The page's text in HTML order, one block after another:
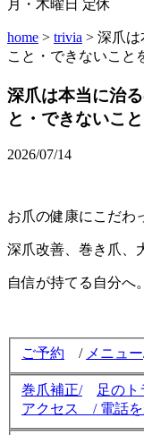
月・木曜日 定休
home > trivia > 深爪
こと・できないこと
深爪は本当に治
と・できないこ
2026/07/14
お爪の健康にこだわ
深爪改善、巻き爪、
自信が持てる自分へ。
ご予約 / メニュー
巻爪補正/ 足のト
アクセス
/ 電話